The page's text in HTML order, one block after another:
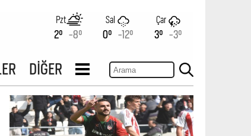
Pzt
2° -8°
Sal
0° -12°
Çar
3° -3°
DİĞER